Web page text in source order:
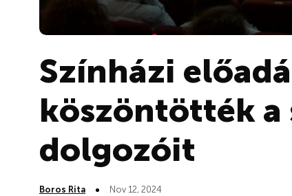
Színházi
köszöntötték a
dolgozóit
Boros Rita Nov 12, 2024